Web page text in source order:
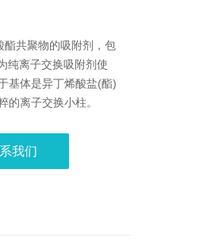
共聚物的吸附剂，包
纯离子交换吸附剂使
基体是异丁烯酸盐(酯)
的离子交换小柱。
我们